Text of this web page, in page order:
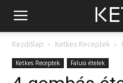
Kezdőlap Ketkes Receptek
Ketkes Receptek Falusi ételek